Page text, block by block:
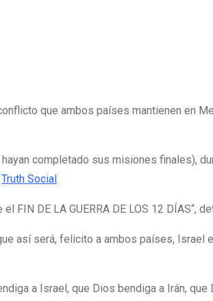
que ambos países mantienen en
completado sus misiones finales),
Truth Social
FIN DE LA GUERRA DE LOS 12 DÍAS“,
así será, felicito a ambos países, Israel
a Israel, que Dios bendiga a Irán,